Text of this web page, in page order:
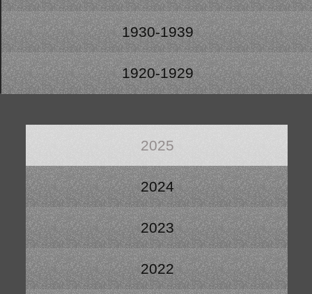
1930-1939
1920-1929
2025
2024
2023
2022